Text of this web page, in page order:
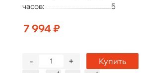
часов:
5
7 994 ₽
+
- Купить